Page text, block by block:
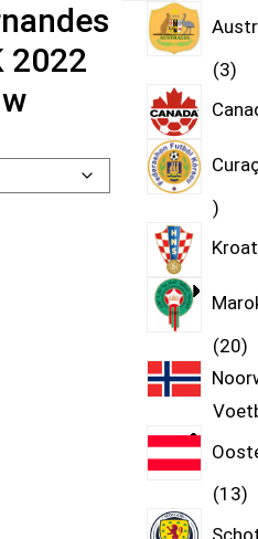
2022
3
20
13